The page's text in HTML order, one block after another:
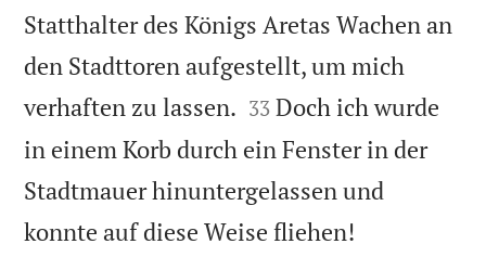
Statthalter des Königs Aretas Wachen an
den Stadttoren aufgestellt, um mich
verhaften zu lassen. 

33 Doch ich wurde
in einem Korb durch ein Fenster in der
Stadtmauer hinuntergelassen und
konnte auf diese Weise fliehen!